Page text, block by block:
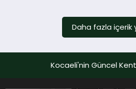
Daha fazla içerik
Kocaeli'nin Güncel